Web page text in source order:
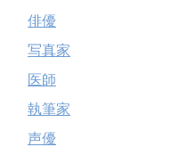
俳優
写真家
医師
執筆家
声優